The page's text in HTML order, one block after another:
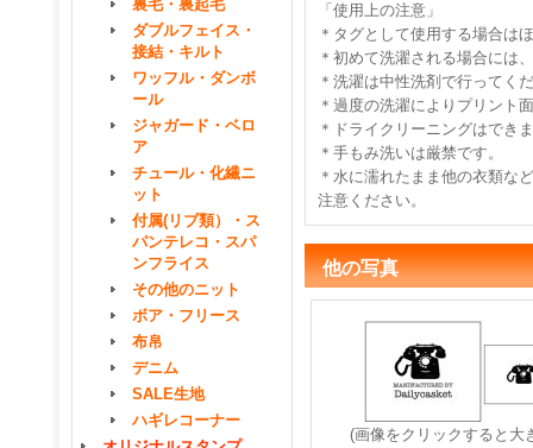
裏毛・裏起毛
ダブルフェイス・
接結・キルト
ワッフル・ダンボ
ール
ジャガード・ベロ
ア
チュール・化繊ニ
ット
付属(リブ類）・ス
パンテレコ・スパ
ンフライス
その他のニット
ボア・フリース
布帛
デニム
SALE生地
ハギレコーナー
「使用上の注意」
＊タグとして使用する場合は
＊初めて洗濯される場合には
＊洗濯は中性洗剤で行ってく
＊過度の洗濯によりプリント
＊ドライクリーニングはでき
＊手もみ洗いは厳禁です。
＊水に濡れたまま他の衣類な
注意ください。
他の写真
(画像をクリックすると大